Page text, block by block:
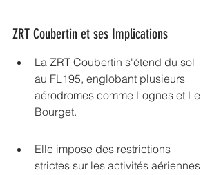
ZRT Coubertin et ses Implications
La ZRT Coubertin s'étend du sol
au FL195, englobant plusieurs
aérodromes comme Lognes et Le
Bourget.
Elle impose des restrictions
strictes sur les activités aériennes